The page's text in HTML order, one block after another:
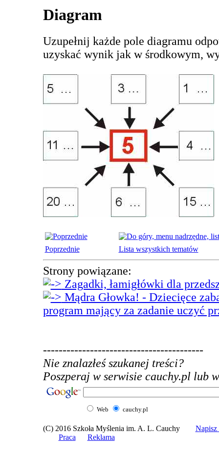
Diagram
Uzupełnij każde pole diagramu
uzyskać wynik jak w środkowym,
Poprzednie Lista wszystkich tematów
Strony powiązane:
Zagadki, łamigłówki dla
Mądra Głowka! - Dziecięce
program mający za zadanie uczyć
-----------------------------------------
Nie znalazłeś szukanej treści?
Poszperaj w serwisie cauchy.pl lub
Web cauchy.pl
(C) 2016 Szkoła Myślenia im. A. L. Cauchy
Praca
Reklama